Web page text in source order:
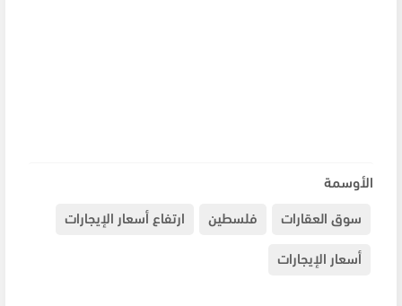
الأوسمة
سوق العقارات
فلسطين
ارتفاع أسعار الإيجارات
أسعار الإيجارات